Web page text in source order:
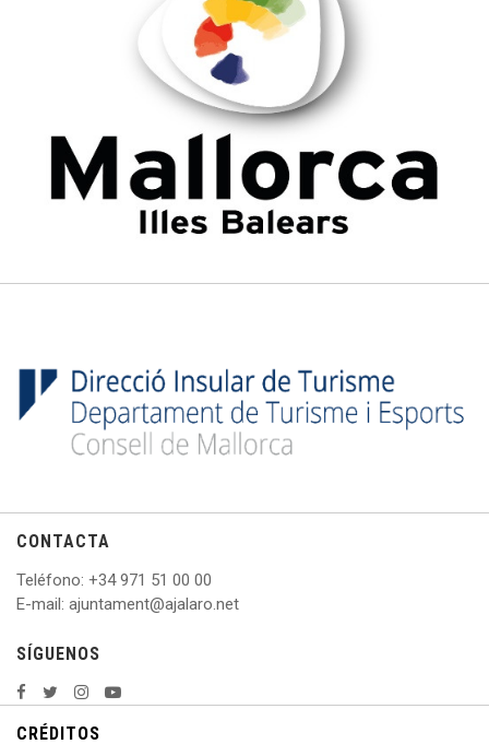
CONTACTA
Teléfono: +34 971 51 00 00
E-mail: ajuntament@ajalaro.net
SÍGUENOS
CRÉDITOS